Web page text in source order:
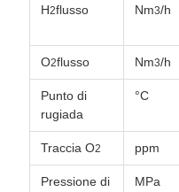
H2flusso Nm3/h
O2flusso Nm3/h
Punto di
rugiada
°C
Traccia O2 ppm
Pressione di
MPa